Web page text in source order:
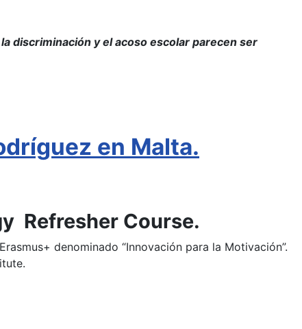
la discriminación y el acoso escolar parecen ser
en Malta.
Refresher Course.
denominado “Innovación para la Motivación”.